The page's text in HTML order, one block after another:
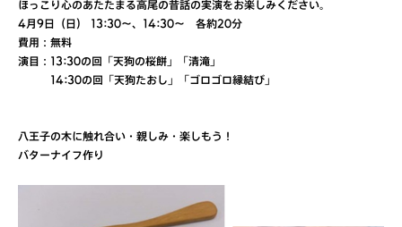
ほっこり心のあたたまる高尾の昔話の実演をお楽しみください。
4月9日（日） 13:30～、14:30～ 各約20分
費用：無料
演目：13:30の回「天狗の桜餅」「清滝」
14:30の回「天狗たおし」「ゴロゴロ縁結び」
八王子の木に触れ合い・親しみ・楽しもう！
バターナイフ作り